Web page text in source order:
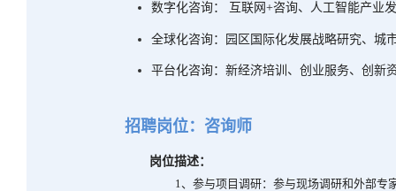
数字化咨询： 互联网 +咨询、人工智能产业
全球化咨询：园区国际化发展战略研究、城
平台化咨询：新经济培训、创业服务、创新
招聘岗位：咨询师
岗位描述：
1 、参与项目调研：参与现场调研和外部专